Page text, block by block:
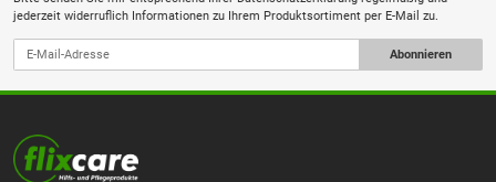
jederzeit widerruflich Informationen zu Ihrem Produktsortiment per E-Mail zu.
Abonnieren